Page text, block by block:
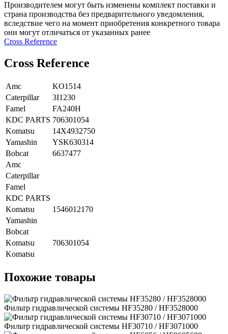
Производителем могут быть изменены комплект поставки и
страна производства без предварительного уведомления,
вследствие чего на момент приобретения конкретного товара
они могут отличаться от указанных ранее
Сross Reference
Сross Reference
Amc
KO1514
Caterpillar
3I1230
Famel
FA240H
KDC PARTS 706301054
Komatsu
14X4932750
Yamashin
YSK630314
Bobcat
6637477
Amc
Caterpillar
Famel
KDC PARTS
Komatsu
1546012170
Yamashin
Bobcat
Komatsu
706301054
Komatsu
Похожие товары
Фильтр гидравлической системы HF35280 / HF3528000
Фильтр гидравлической системы HF30710 / HF3071000